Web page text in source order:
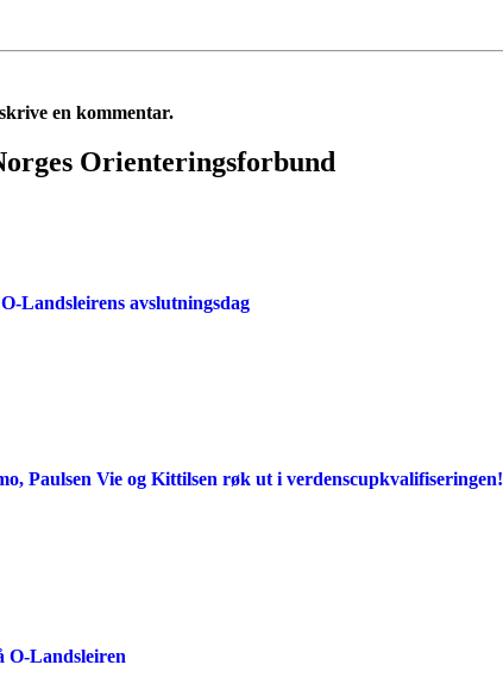
en kommentar.
Orienteringsforbund
Landsleirens avslutningsdag
Paulsen Vie og Kittilsen røk ut i verdenscupkvalifiseringen!
O-Landsleiren